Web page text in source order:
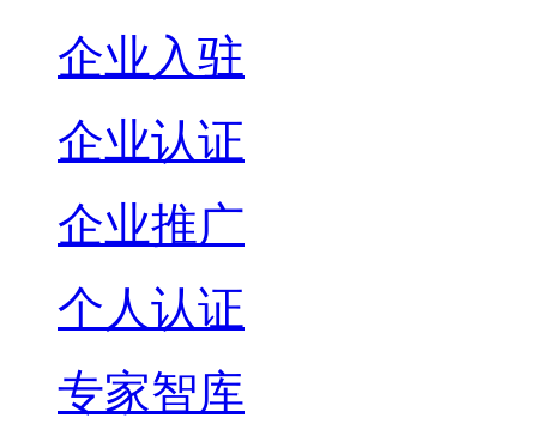
企业入驻
企业认证
企业推广
个人认证
专家智库